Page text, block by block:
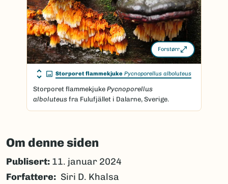
Forstørr
Storporet flammekjuke Pycnoporellus alboluteus
Storporet flammekjuke Pycnoporellus
alboluteus fra Fulufjället i Dalarne, Sverige.
Om denne siden
Publisert: 11. januar 2024
Forfattere
Siri D. Khalsa